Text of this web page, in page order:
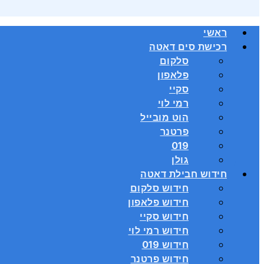
ראשי
רכישת סים דאטה
סלקום
פלאפון
סקיי
רמי לוי
הוט מובייל
פרטנר
019
גולן
חידוש חבילת דאטה
חידוש סלקום
חידוש פלאפון
חידוש סקיי
חידוש רמי לוי
חידוש 019
חידוש פרטנר